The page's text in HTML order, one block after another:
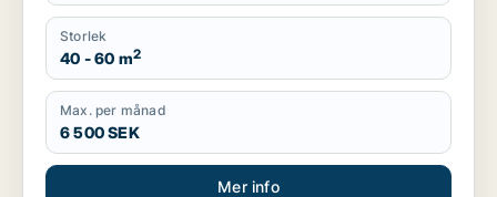
Storlek
40 - 60 m2
Max. per månad
6 500 SEK
Mer info